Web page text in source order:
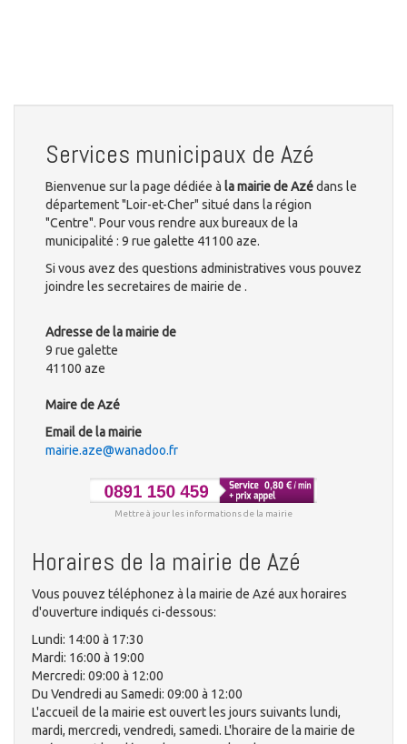
Services municipaux de Azé
Bienvenue sur la page dédiée à la mairie de Azédans le
département "Loir-et-Cher" situé dans la région
"Centre". Pour vous rendre aux bureaux de la
municipalité : 9 rue galette 41100 aze.
Si vous avez des questions administratives vous pouvez
joindre les secretaires de mairie de .
Adresse de la mairie de
9 rue galette
41100 aze
Maire de Azé
Email de la mairie
mairie.aze@wanadoo.fr
Mettre à jour les informations de la mairie
Horaires de la mairie de Azé
Vous pouvez téléphonez à la mairie de Azé aux horaires
d'ouverture indiqués ci-dessous:
Lundi: 14:00 à 17:30
Mardi: 16:00 à 19:00
Mercredi: 09:00 à 12:00
Du Vendredi au Samedi: 09:00 à 12:00
L'accueil de la mairie est ouvert les jours suivants lundi,
mardi, mercredi, vendredi, samedi. L'horaire de la mairie de